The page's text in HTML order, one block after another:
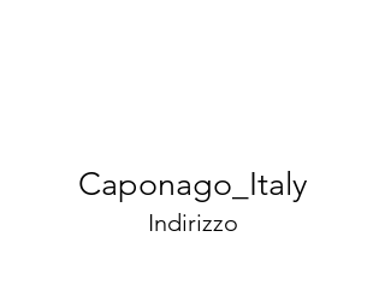
Caponago_Italy
Indirizzo